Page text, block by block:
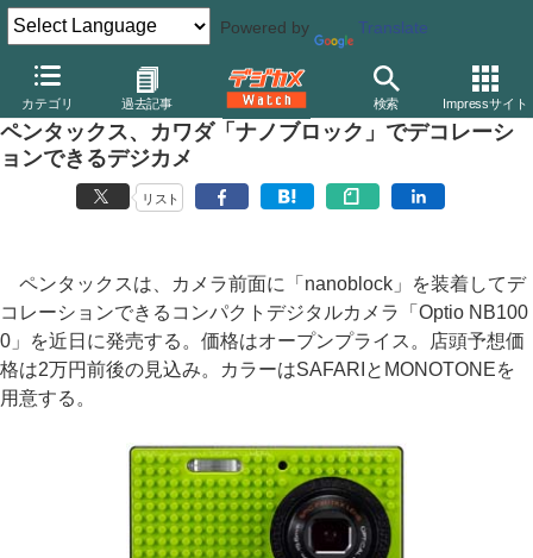
Powered by Translate
カテゴリ 過去記事 検索 Impressサイト
デジカメ Watch カメラ レンズ一体型（コンパクト）カメラ ペ
ペンタックス、カワダ「ナノブロック」でデコレーシ
ョンできるデジカメ
リスト
ペンタックスは、カメラ前面に「nanoblock」を装着してデ
コレーションできるコンパクトデジタルカメラ「Optio NB100
0」を近日に発売する。価格はオープンプライス。店頭予想価
格は2万円前後の見込み。カラーはSAFARIとMONOTONEを
用意する。